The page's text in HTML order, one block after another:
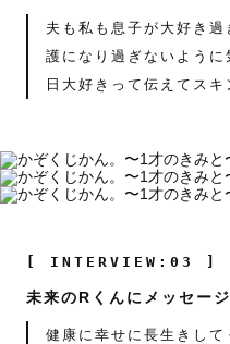
夫も私も息子が大好き
護になり過ぎないよう
日大好きって伝えてスキ
[ INTERVIEW:03 ]
未来のRくんにメッセー
健康に幸せに長生きして